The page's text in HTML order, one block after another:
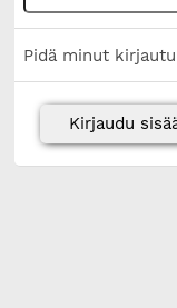
Pidä minut